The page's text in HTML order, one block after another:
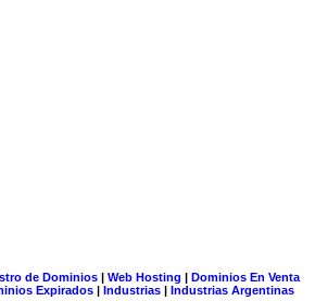
de Dominios| Web Hosting | Dominios En Venta
Expirados | Industrias | Industrias Argentinas